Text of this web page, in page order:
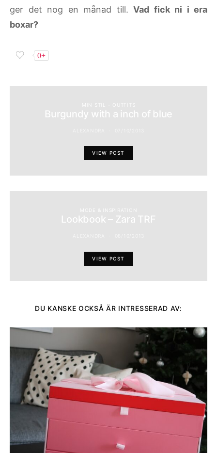
ger det nog en månad till. Vad fick ni i era
boxar?
0+
MIN STIL - OUTFITS
Burgundy with a inch of blue
VIEW POST
MODE & INSPIRATION
Lookbook – Zara TRF
VIEW POST
DU KANSKE OCKSÅ ÄR INTRESSERAD AV: